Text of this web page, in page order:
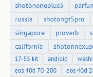
shotononeplus5
russia
shotongt5pro
singapore
proverb
california
17-55 kit android
eos 40d 70-200
eos 40d